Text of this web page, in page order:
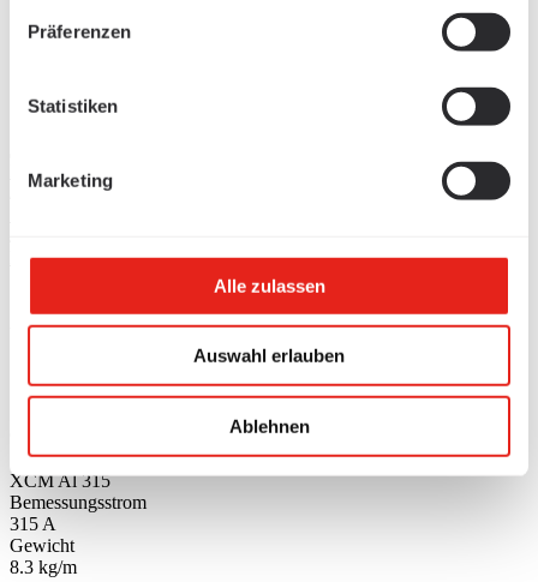
Präferenzen
Statistiken
Marketing
Alle zulassen
Auswahl erlauben
Ablehnen
Produkte
Blechgekapselte Stromschienen
XCM Verteil-Stromschienen Al
XCM Verteil-Stromschienen Al - 315A
Schienentyp (BC)
XCM Al 315
Bemessungsstrom
315 A
Gewicht
8.3 kg/m